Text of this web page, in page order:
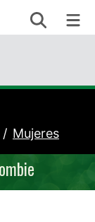
Search
Mujeres